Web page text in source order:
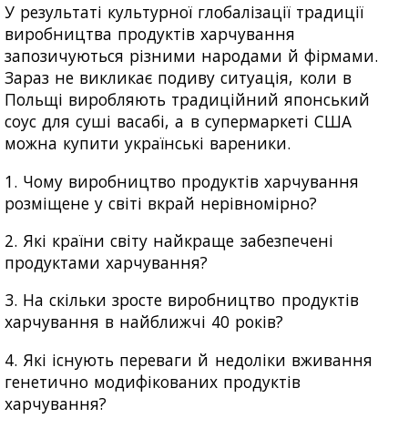
У результаті культурної глобалізації традиції
виробництва продуктів харчування
запозичуються різними народами й фірмами.
Зараз не викликає подиву ситуація, коли в
Польщі виробляють традиційний японський
соус для суші васабі, а в супермаркеті США
можна купити українські вареники.
1. Чому виробництво продуктів харчування
розміщене у світі вкрай нерівномірно?
2. Які країни світу найкраще забезпечені
продуктами харчування?
3. На скільки зросте виробництво продуктів
харчування в найближчі 40 років?
4. Які існують переваги й недоліки вживання
генетично модифікованих продуктів
харчування?